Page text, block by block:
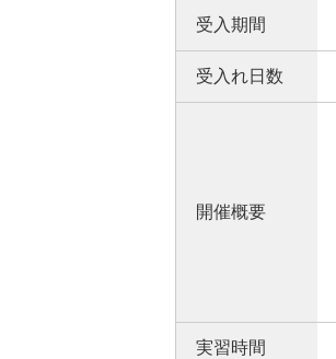
受入期間
受入れ日数
開催概要
実習時間